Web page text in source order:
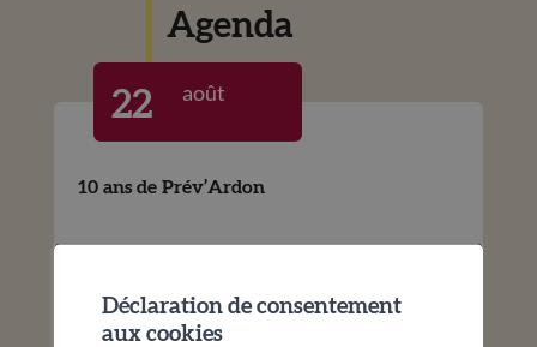
Agenda
22 août
10 ans de Prév’Ardon
Déclaration de consentement
aux cookies